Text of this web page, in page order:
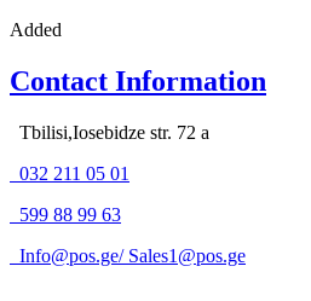
Added
Contact Information
Tbilisi,Iosebidze str. 72 a
032 211 05 01
599 88 99 63
Info@pos.ge/ Sales1@pos.ge